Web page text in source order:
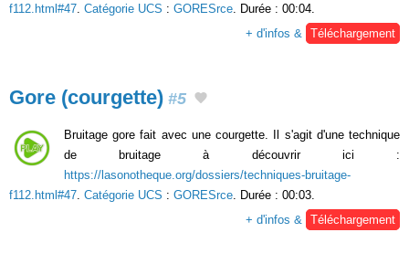
f112.html#47 Catégorie UCS : GORESrce . Durée : 00:04.
+ d'infos &
Téléchargement
Gore (courgette) #5
Bruitage gore fait avec une courgette. Il s'agit d'une technique
de bruitage à découvrir ici :
https://lasonotheque.org/dossiers/techniques-bruitage-
f112.html#47 Catégorie UCS : GORESrce . Durée : 00:03.
+ d'infos &
Téléchargement